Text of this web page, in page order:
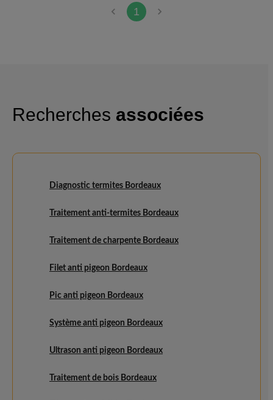
1
Recherches associées
Diagnostic termites Bordeaux
Traitement anti-termites Bordeaux
Traitement de charpente Bordeaux
Filet anti pigeon Bordeaux
Pic anti pigeon Bordeaux
Système anti pigeon Bordeaux
Ultrason anti pigeon Bordeaux
Traitement de bois Bordeaux